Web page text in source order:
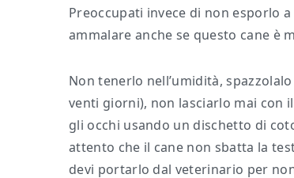
Preoccupati invece di non esporlo
ammalare anche se questo cane è
Non tenerlo nell’umidità,
venti giorni), non lasciarlo mai con
gli occhi usando un dischetto di
attento che il cane non sbatta la
devi portarlo dal veterinario per